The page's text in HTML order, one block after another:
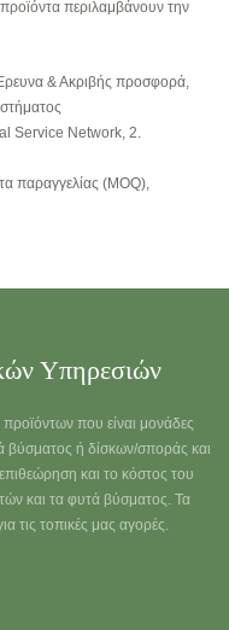
περιλαμβάνουν την
& Ακριβής προσφορά,
Service Network, 2.
παραγγελίας (MOQ),
Υπηρεσιών
που είναι μονάδες
βύσματος ή δίσκων/σποράς και
και το κόστος του
και τα φυτά βύσματος. Τα
τις τοπικές μας αγορές.